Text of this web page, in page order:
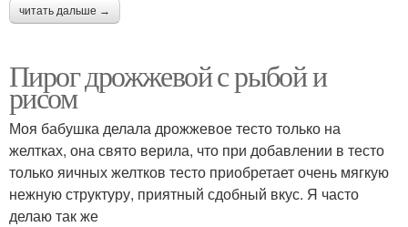
читать дальше →
Пирог дрожжевой с рыбой и
рисом
Моя бабушка делала дрожжевое тесто только на
желтках, она свято верила, что при добавлении в тесто
только яичных желтков тесто приобретает очень мягкую
нежную структуру, приятный сдобный вкус. Я часто
делаю так же